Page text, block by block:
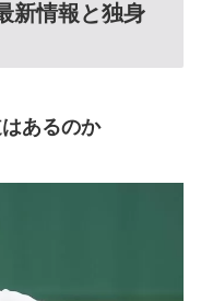
新情報と独身
あるのか